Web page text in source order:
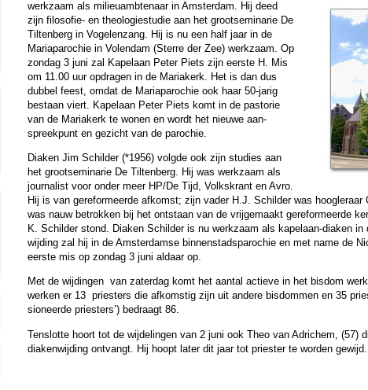
werk­zaam als milieu­ambte­naar in Am­ster­dam. Hij deed
zijn filo­so­fie- en theo­lo­giestudie aan het groot­semi­narie De
Tilten­berg in Vo­ge­len­zang. Hij is nu een half jaar in de
Maria­paro­chie in Volen­dam (Sterre der Zee) werk­zaam. Op
zon­dag 3 juni zal Kape­laan Peter Piets zijn eerste H. Mis
om 11.00 uur opdragen in de Maria­kerk. Het is dan dus
dubbel feest, omdat de Maria­paro­chie ook haar 50-jarig
bestaan viert. Kape­laan Peter Piets komt in de pastorie
van de Maria­kerk te wonen en wordt het nieuwe aan­
spreek­punt en gezicht van de pa­ro­chie.
Diaken Jim Schil­der (*1956) volgde ook zijn studies aan
het groot­semi­narie De Tilten­berg. Hij was werk­zaam als
jour­na­list voor onder meer HP/De Tijd, Volks­krant en Avro.
Hij is van ge­re­for­meer­de afkomst; zijn vader H.J. Schil­der was
was nauw betrokken bij het ontstaan van de vrij­ge­maakt ge­re­for­meer­de
K. Schil­der stond. Diaken Schil­der is nu werk­zaam als kape­laan-diaken
wij­ding zal hij in de Am­ster­damse bin­nen­stads­paro­chie en met name de
eerste mis op zon­dag 3 juni aldaar op.
Met de wij­dingen van zater­dag komt het aantal actieve in het bisdom
werken er 13 pries­ters die afkoms­tig zijn uit andere bis­dom­men en 35
sio­neerde pries­ters’) bedraagt 86.
Tenslotte hoort tot de wij­de­lin­gen van 2 juni ook Theo van Adrichem, (57)
diaken­wij­ding ont­vangt. Hij hoopt later dit jaar tot pries­ter te wor­den gewijd.